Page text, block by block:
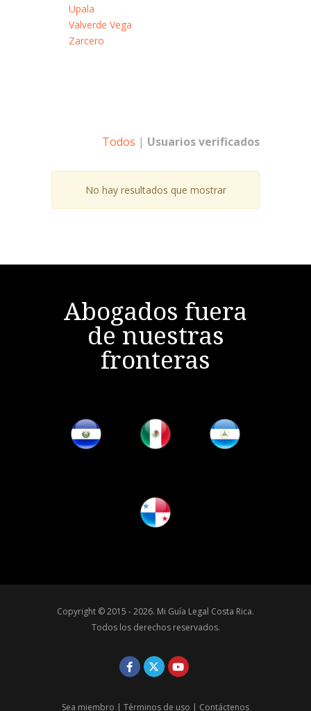
Upala
Valverde Vega
Zarcero
Todos | Usuarios verificados
No hay resultados que mostrar
Abogados fuera
de nuestras
fronteras
Copyright © 2015 - 2026. Mi Guía Legal Costa Rica.
Todos los derechos reservados.
Sea miembro | Términos de uso | Contáctenos